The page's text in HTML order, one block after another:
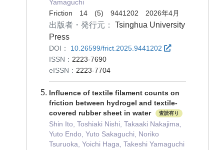
Yamaguchi
Friction 14 (5) 9441202 2026年4月
出版者・発行元：
Tsinghua University
Press
DOI：
10.26599/frict.2025.9441202
ISSN： 2223-7690
eISSN： 2223-7704
Influence of textile filament counts on
friction between hydrogel and textile-
covered rubber sheet in water
査読有り
Shin Ito, Toshiaki Nishi, Takaaki Nakajima,
Yuto Endo, Yuto Sakaguchi, Noriko
Tsuruoka, Yoichi Haga, Takeshi Yamaguchi